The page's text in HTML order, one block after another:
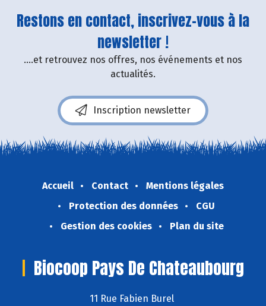
Restons en contact, inscrivez-vous à la
newsletter !
....et retrouvez nos offres, nos événements et nos
actualités.
Inscription newsletter
Accueil Contact
Mentions légales
Protection des données
CGU
Gestion des cookies
Plan du site
Biocoop Pays De Chateaubourg
11 Rue Fabien Burel